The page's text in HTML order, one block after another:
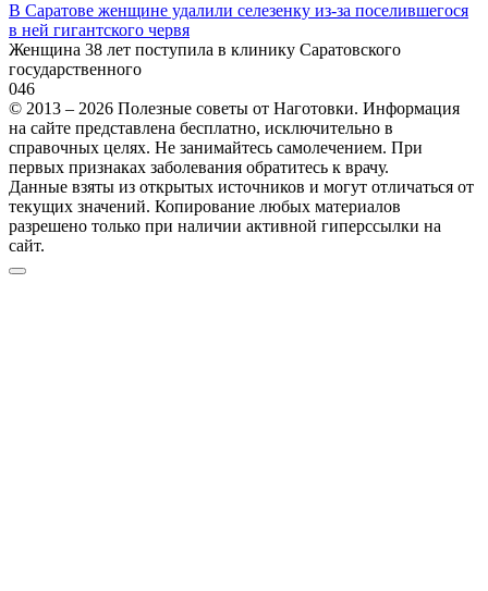
В Саратове женщине удалили селезенку из-за поселившегося
в ней гигантского червя
Женщина 38 лет поступила в клинику Саратовского
государственного
046
© 2013 – 2026 Полезные советы от Наготовки. Информация
на сайте представлена бесплатно, исключительно в
справочных целях. Не занимайтесь самолечением. При
первых признаках заболевания обратитесь к врачу.
Данные взяты из открытых источников и могут отличаться от
текущих значений. Копирование любых материалов
разрешено только при наличии активной гиперссылки на
сайт.